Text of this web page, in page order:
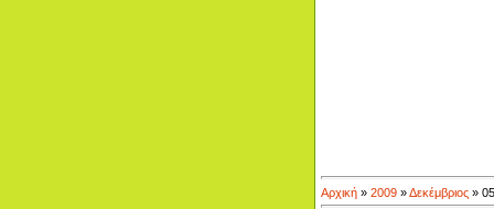
Αρχική » 2009 »Δεκέμβριος » 05